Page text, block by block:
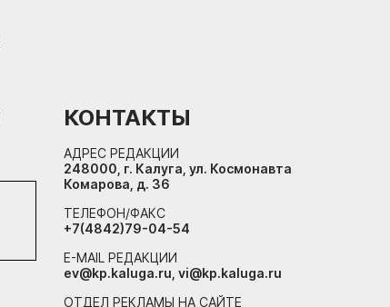
КОНТАКТЫ
АДРЕС РЕДАКЦИИ
248000, г. Калуга, ул. Космонавта
Комарова, д. 36
ТЕЛЕФОН/ФАКС
+7(4842)79-04-54
E-MAIL РЕДАКЦИИ
ev@kp.kaluga.ru, vi@kp.kaluga.ru
ОТДЕЛ РЕКЛАМЫ НА САЙТЕ